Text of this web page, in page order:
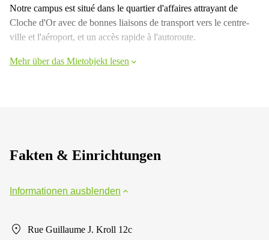
Notre campus est situé dans le quartier d'affaires attrayant de
Cloche d'Or avec de bonnes liaisons de transport vers le centre-
ville et l'aéroport, et un accès rapide à l'autoroute.
Mehr über das Mietobjekt lesen
Fakten & Einrichtungen
Informationen ausblenden
Rue Guillaume J. Kroll 12c